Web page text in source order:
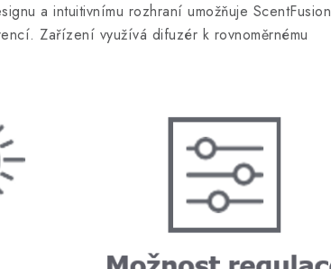
a intuitivnímu rozhraní umožňuje ScentFusion
Zařízení využívá difuzér k rovnoměrnému